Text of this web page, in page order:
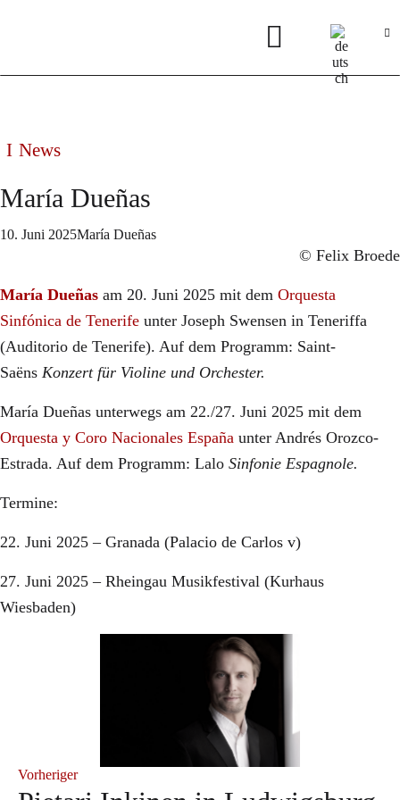
News
María Dueñas
10. Juni 2025María Dueñas
© Felix Broede
María Dueñas am 20. Juni 2025 mit dem Orquesta
Sinfónica de Tenerife unter Joseph Swensen in Teneriffa
(Auditorio de Tenerife). Auf dem Programm: Saint-
Saëns Konzert für Violine und Orchester.
María Dueñas unterwegs am 22./27. Juni 2025 mit dem
Orquesta y Coro Nacionales España unter Andrés Orozco-
Estrada. Auf dem Programm: Lalo Sinfonie Espagnole.
Termine:
22. Juni 2025 – Granada (Palacio de Carlos v)
27. Juni 2025 – Rheingau Musikfestival (Kurhaus
Wiesbaden)
Vorheriger